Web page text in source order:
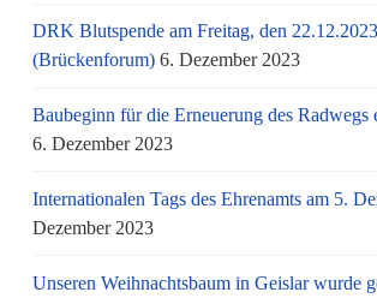
DRK Blutspende am Freitag, den
(Brückenforum) 6. Dezember 2023
Baubeginn für die Erneuerung des Radwegs
6. Dezember 2023
Internationalen Tags des Ehrenamts am 5.
Dezember 2023
Unseren Weihnachtsbaum in Geislar wurde